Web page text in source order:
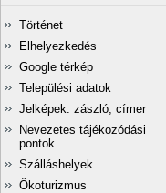
Történet
Elhelyezkedés
Google térkép
Települési adatok
Jelképek: zászló, címer
Nevezetes tájékozódási
pontok
Szálláshelyek
Ökoturizmus